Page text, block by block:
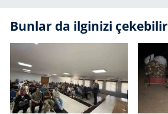
Bunlar da ilginizi çekebilir